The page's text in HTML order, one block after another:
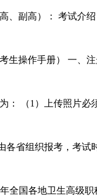
、副高）： 考试介
生操作手册） 一、
： （1）上传照片必
各省组织报考，考试
全国各地卫生高级